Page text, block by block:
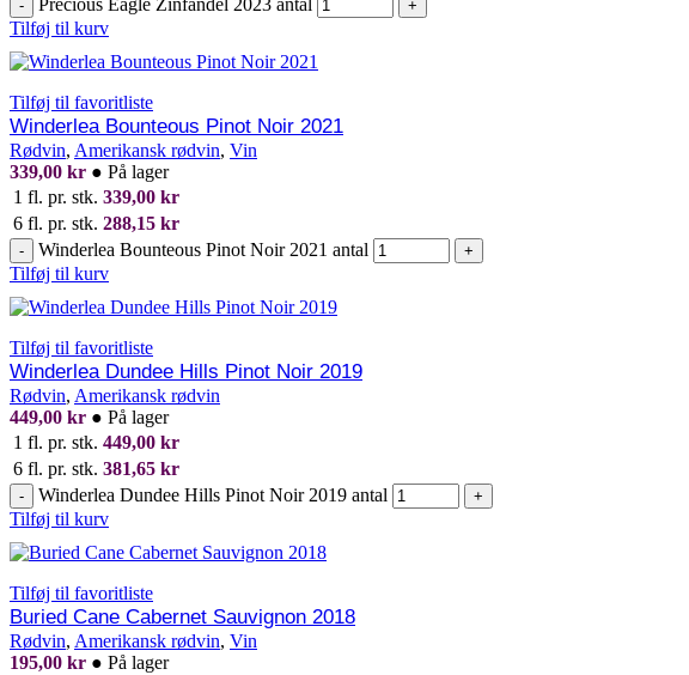
- Precious Eagle Zinfandel 2023 antal +
Tilføj til kurv
Tilføj til favoritliste
Winderlea Bounteous Pinot Noir 2021
Rødvin, Amerikansk rødvin, Vin
339,00 kr ● På lager
1 fl. pr. stk. 339,00 kr
6 fl. pr. stk. 288,15 kr
- Winderlea Bounteous Pinot Noir 2021 antal +
Tilføj til kurv
Tilføj til favoritliste
Winderlea Dundee Hills Pinot Noir 2019
Rødvin, Amerikansk rødvin
449,00 kr ● På lager
1 fl. pr. stk. 449,00 kr
6 fl. pr. stk. 381,65 kr
- Winderlea Dundee Hills Pinot Noir 2019 antal +
Tilføj til kurv
Tilføj til favoritliste
Buried Cane Cabernet Sauvignon 2018
Rødvin, Amerikansk rødvin, Vin
195,00 kr ● På lager